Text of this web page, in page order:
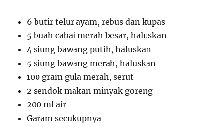
6 butir telur ayam, rebus dan kupas
5 buah cabai merah besar, haluskan
4 siung bawang putih, haluskan
5 siung bawang merah, haluskan
100 gram gula merah, serut
2 sendok makan minyak goreng
200 ml air
Garam secukupnya